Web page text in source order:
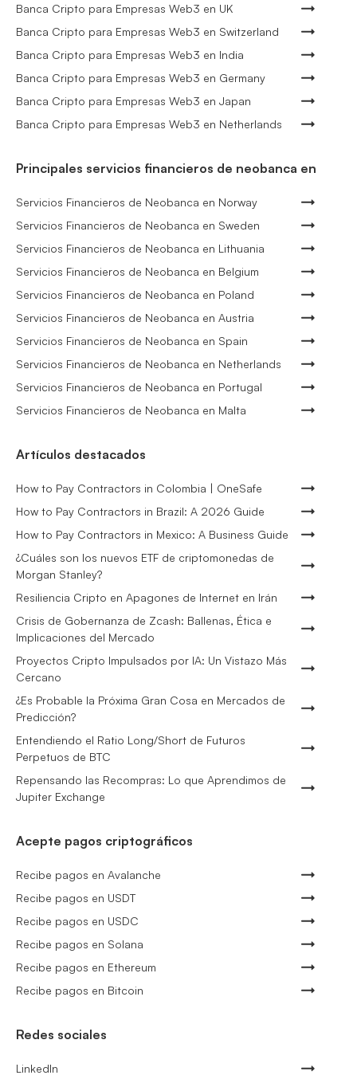
Banca Cripto para Empresas Web3 en UK
Banca Cripto para Empresas Web3 en Switzerland
Banca Cripto para Empresas Web3 en India
Banca Cripto para Empresas Web3 en Germany
Banca Cripto para Empresas Web3 en Japan
Banca Cripto para Empresas Web3 en Netherlands
Principales servicios financieros de neobanca en
Servicios Financieros de Neobanca en Norway
Servicios Financieros de Neobanca en Sweden
Servicios Financieros de Neobanca en Lithuania
Servicios Financieros de Neobanca en Belgium
Servicios Financieros de Neobanca en Poland
Servicios Financieros de Neobanca en Austria
Servicios Financieros de Neobanca en Spain
Servicios Financieros de Neobanca en Netherlands
Servicios Financieros de Neobanca en Portugal
Servicios Financieros de Neobanca en Malta
Artículos destacados
How to Pay Contractors in Colombia | OneSafe
How to Pay Contractors in Brazil: A 2026 Guide
How to Pay Contractors in Mexico: A Business Guide
¿Cuáles son los nuevos ETF de criptomonedas de
Morgan Stanley?
Resiliencia Cripto en Apagones de Internet en Irán
Crisis de Gobernanza de Zcash: Ballenas, Ética e
Implicaciones del Mercado
Proyectos Cripto Impulsados por IA: Un Vistazo Más
Cercano
¿Es Probable la Próxima Gran Cosa en Mercados de
Predicción?
Entendiendo el Ratio Long/Short de Futuros
Perpetuos de BTC
Repensando las Recompras: Lo que Aprendimos de
Jupiter Exchange
Acepte pagos criptográficos
Recibe pagos en Avalanche
Recibe pagos en USDT
Recibe pagos en USDC
Recibe pagos en Solana
Recibe pagos en Ethereum
Recibe pagos en Bitcoin
Redes sociales
LinkedIn